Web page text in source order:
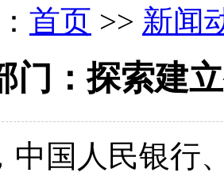
首页 >> 新闻
门：探索建
国人民银行